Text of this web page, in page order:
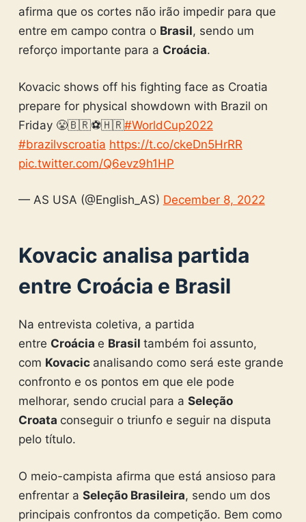
afirma que os cortes não irão impedir para que
entre em campo contra o Brasil, sendo um
reforço importante para a Croácia.
Kovacic shows off his fighting face as Croatia
prepare for physical showdown with Brazil on
Friday 😤🇧🇷⚽️🇭🇷#WorldCup2022
#brazilvscroatia https://t.co/ckeDn5HrRR
pic.twitter.com/Q6evz9h1HP
— AS USA (@English_AS) December 8, 2022
Kovacic analisa partida
entre Croácia e Brasil
Na entrevista coletiva, a partida
entre Croácia e Brasil também foi assunto,
com Kovacic analisando como será este grande
confronto e os pontos em que ele pode
melhorar, sendo crucial para a Seleção
Croata conseguir o triunfo e seguir na disputa
pelo título.
O meio-campista afirma que está ansioso para
enfrentar a Seleção Brasileira, sendo um dos
principais confrontos da competição. Bem como